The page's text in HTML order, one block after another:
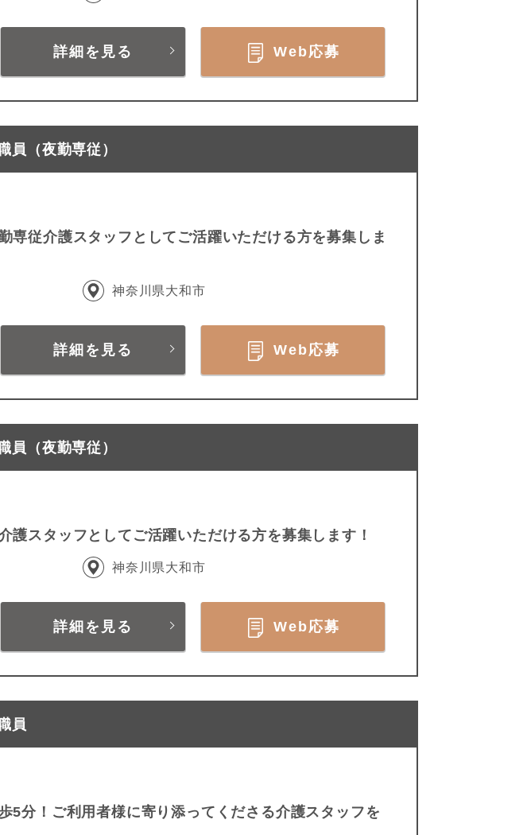
詳細を見る Web応募
（夜勤専従）
従介護スタッフとしてご活躍いただける方を募集しま
神奈川県大和市
詳細を見る Web応募
（夜勤専従）
護スタッフとしてご活躍いただける方を募集します！
神奈川県大和市
詳細を見る Web応募
員
5分！ご利用者様に寄り添ってくださる介護スタッフを